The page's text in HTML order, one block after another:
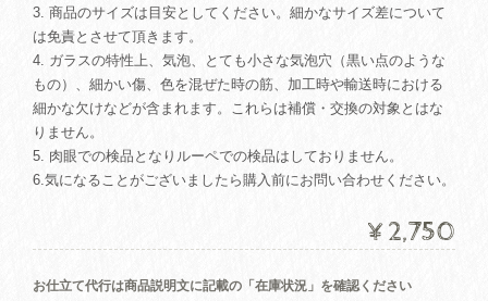
3. 商品のサイズは目安としてください。細かなサイズ差について
は免責とさせて頂きます。
4. ガラスの特性上、気泡、とても小さな気泡穴（黒い点のような
もの）、細かい傷、色を混ぜた時の筋、加工時や輸送時における
細かな欠けなどが含まれます。これらは補償・交換の対象とはな
りません。
5. 肉眼での検品となりルーペでの検品はしておりません。
6.気になることがございましたら購入前にお問い合わせください。
¥2,750
お仕立て代行は商品説明文に記載の「在庫状況」を確認ください